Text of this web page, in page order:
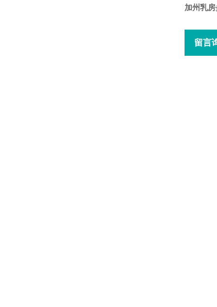
加州乳
留言